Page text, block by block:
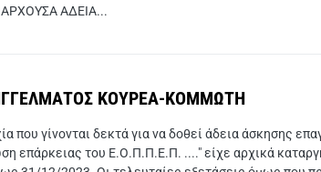
ΑΔΕΙΑ...
ΚΟΥΡΕΑ-ΚΟΜΜΩΤΗ
που γίνονται δεκτά για να δοθεί άδεια άσκησης
επάρκειας του Ε.Ο.Π.Π.Ε.Π. ...." είχε αρχικά